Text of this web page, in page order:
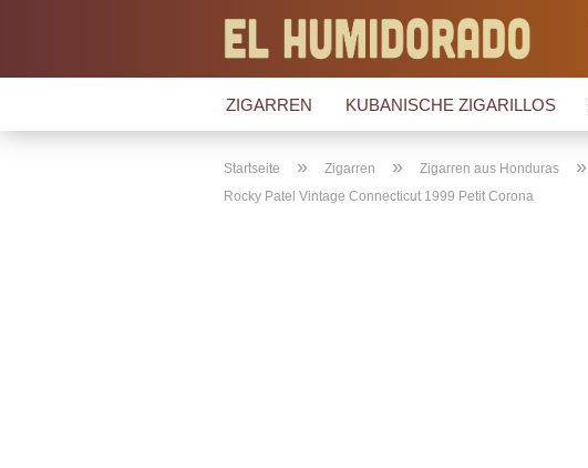
ZIGARREN KUBANISCHE ZIGARILLOS
Startseite » Zigarren » Zigarren aus Honduras »
Rocky Patel Vintage Connecticut 1999 Petit Corona